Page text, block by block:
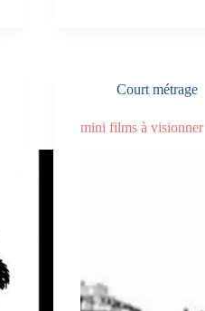
Court métrage
mini films à visionner